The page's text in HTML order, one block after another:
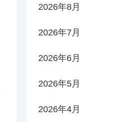
2026年8月
2026年7月
2026年6月
2026年5月
2026年4月